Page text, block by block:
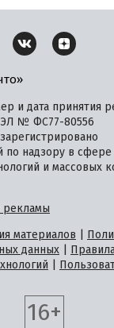
и дата принятия
ЭЛ № ФС77-80556
надзору в сфере
и массовых
рекламы
материалов
данных
16+